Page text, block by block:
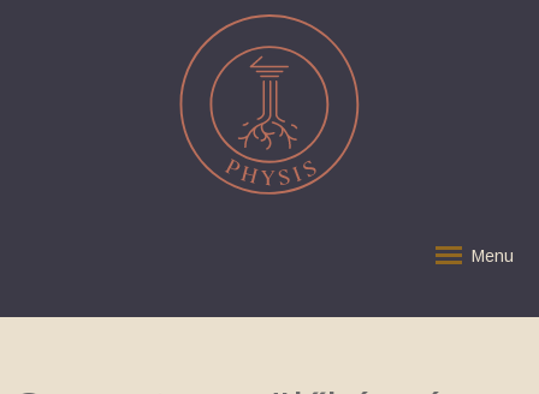
Menu